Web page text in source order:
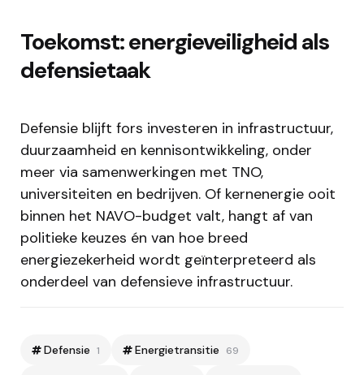
Toekomst: energieveiligheid als
defensietaak
Defensie blijft fors investeren in infrastructuur,
duurzaamheid en kennisontwikkeling, onder
meer via samenwerkingen met TNO,
universiteiten en bedrijven. Of kernenergie ooit
binnen het NAVO-budget valt, hangt af van
politieke keuzes én van hoe breed
energiezekerheid wordt geïnterpreteerd als
onderdeel van defensieve infrastructuur.
Defensie 1 Energietransitie 69